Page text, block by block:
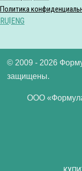
Политика
RU ENG
© 2009 - 2026
защищены.
ООО